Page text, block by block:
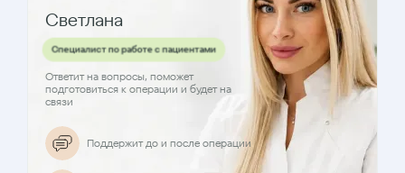
Светлана
Специалист по работе с пациентами
Ответит на вопросы, поможет
подготовиться к операции и будет на
связи
Поддержит до и после операции